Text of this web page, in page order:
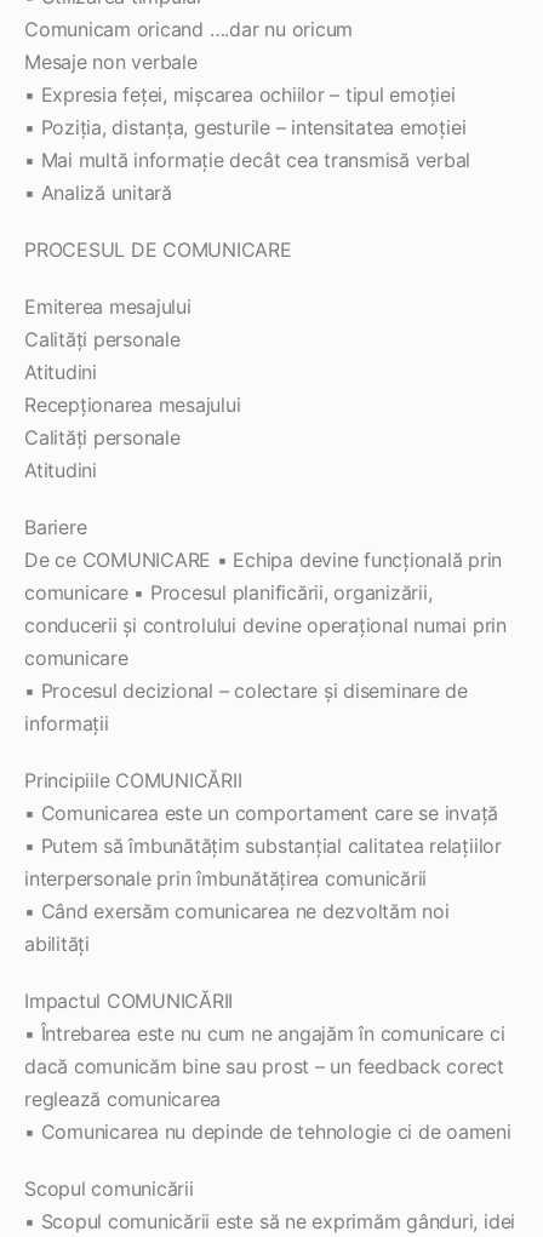
Comunicam oricand ….dar nu oricum
Mesaje non verbale
▪ Expresia feţei, mişcarea ochiilor – tipul emoţiei
▪ Poziţia, distanţa, gesturile – intensitatea emoţiei
▪ Mai multă informaţie decât cea transmisă verbal
▪ Analiză unitară
PROCESUL DE COMUNICARE
Emiterea mesajului
Calităţi personale
Atitudini
Recepţionarea mesajului
Calităţi personale
Atitudini
Bariere
De ce COMUNICARE ▪ Echipa devine funcţională prin
comunicare ▪ Procesul planificării, organizării,
conducerii şi controlului devine operaţional numai prin
comunicare
▪ Procesul decizional – colectare şi diseminare de
informaţii
Principiile COMUNICĂRII
▪ Comunicarea este un comportament care se invaţă
▪ Putem să îmbunătăţim substanţial calitatea relaţiilor
interpersonale prin îmbunătăţirea comunicării
▪ Când exersăm comunicarea ne dezvoltăm noi
abilităţi
Impactul COMUNICĂRII
▪ Întrebarea este nu cum ne angajăm în comunicare ci
dacă comunicăm bine sau prost – un feedback corect
reglează comunicarea
▪ Comunicarea nu depinde de tehnologie ci de oameni
Scopul comunicării
▪ Scopul comunicării este să ne exprimăm gânduri, idei